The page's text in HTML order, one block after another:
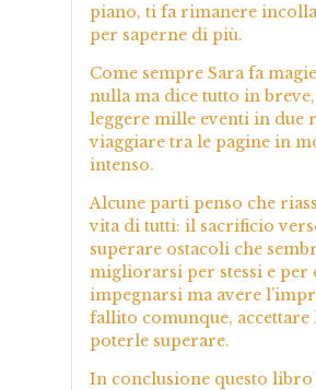
piano, ti fa rimanere
per saperne di più.
Come sempre Sara fa
nulla ma dice tutto in
leggere mille eventi in due
viaggiare tra le pagine in
intenso.
Alcune parti penso che
vita di tutti: il sacrificio
superare ostacoli che
migliorarsi per stessi e per
impegnarsi ma avere
fallito comunque, accettare
poterle superare.
In conclusione questo libro